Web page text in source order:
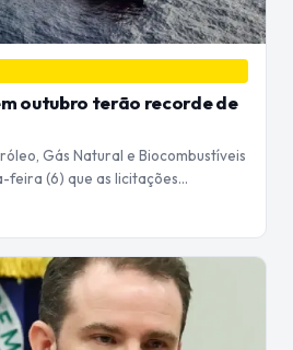
outubro terão recorde de
Gás Natural e Biocombustíveis
feira (6) que as licitações…